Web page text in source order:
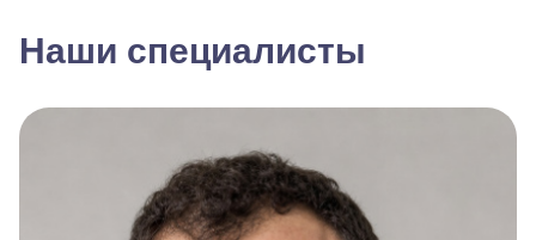
Наши специалисты